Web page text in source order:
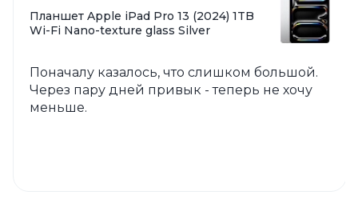
Планшет Apple iPad Pro 13 (2024) 1TB
Wi-Fi Nano-texture glass Silver
Поначалу казалось, что слишком большой.
Через пару дней привык - теперь не хочу
меньше.